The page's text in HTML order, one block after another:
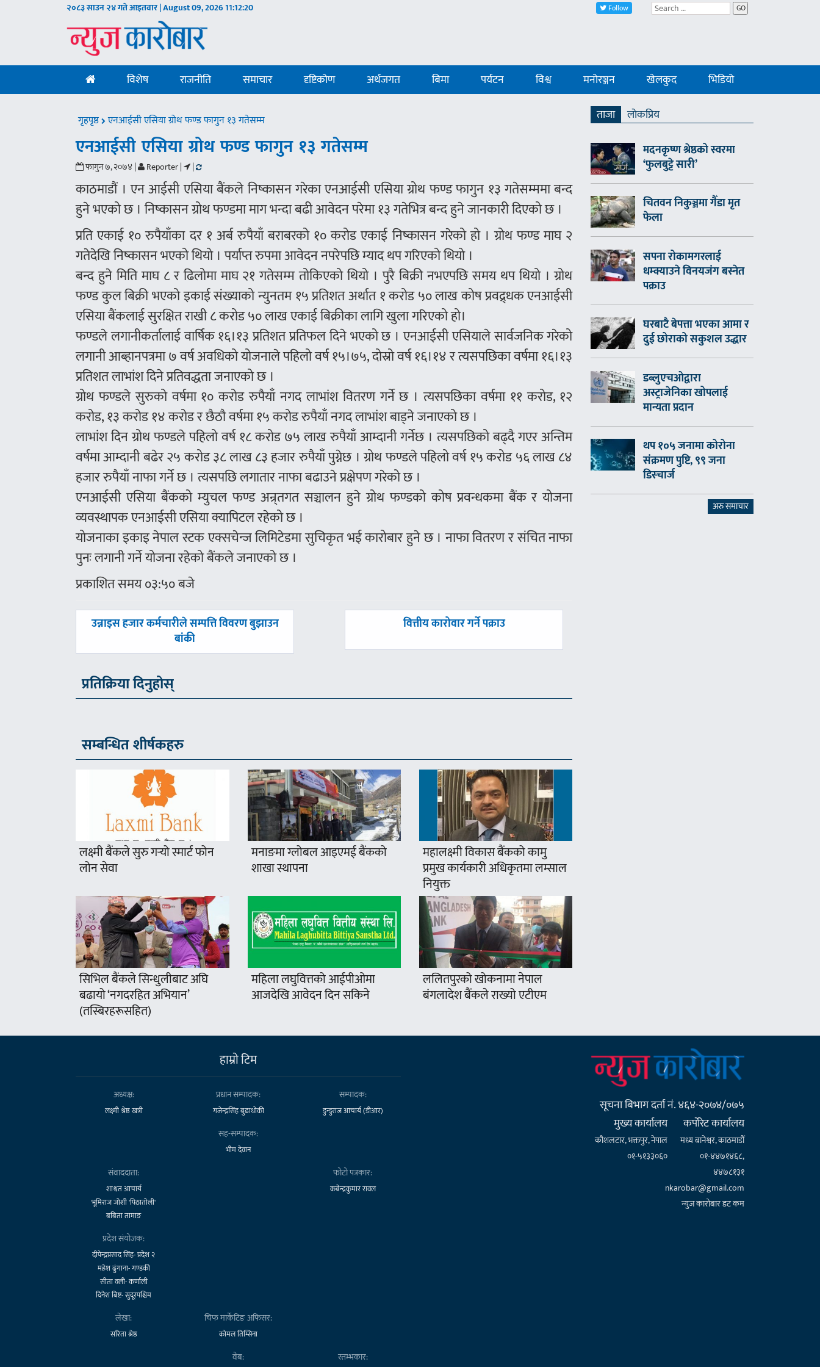
२०८३ साउन २४ गते आइतवार | August 09, 202611:12:20 Follow GO
विशेष राजनीति समाचार दृष्टिकोण अर्थजगत बिमा पर्यटन विश्व मनोरञ्जन खेलकुद भिडियो
गृहपृष्ठ एनआईसी एसिया ग्रोथ फण्ड फागुन १३ गतेसम्म
एनआईसी एसिया ग्रोथ फण्ड फागुन १३ गतेसम्म
फागुन ७, २०७४ | Reporter | |
काठमाडौं । एन आईसी एसिया बैंकले निष्कासन गरेका एनआईसी एसिया ग्रोथ फण्ड फागुन १३ गतेसम्ममा बन्द
हुने भएको छ । निष्कासन ग्रोथ फण्डमा माग भन्दा बढी आवेदन परेमा १३ गतेभित्र बन्द हुने जानकारी दिएको छ ।
प्रति एकाई १० रुपैयाँका दर १ अर्ब रुपैयाँ बराबरको १० करोड एकाई निष्कासन गरेको हो । ग्रोथ फण्ड माघ २
गतेदेखि निष्कासन भएको थियो । पर्याप्त रुपमा आवेदन नपरेपछि म्याद थप गरिएको थियो ।
बन्द हुने मिति माघ ८ र ढिलोमा माघ २१ गतेसम्म तोकिएको थियो । पुरै बिक्री नभएपछि समय थप थियो । ग्रोथ
फण्ड कुल बिक्री भएको इकाई संख्याको न्युनतम १५ प्रतिशत अर्थात १ करोड ५० लाख कोष प्रवद्र्धक एनआईसी
एसिया बैंकलाई सुरक्षित राखी ८ करोड ५० लाख एकाई बिक्रीका लागि खुला गरिएको हो।
फण्डले लगानीकर्तालाई वार्षिक १६।१३ प्रतिशत प्रतिफल दिने भएको छ । एनआईसी एसियाले सार्वजनिक गरेको
लगानी आब्हानपत्रमा ७ वर्ष अवधिको योजनाले पहिलो वर्ष १५।७५, दोस्रो वर्ष १६।१४ र त्यसपछिका वर्षमा १६।१३
प्रतिशत लाभांश दिने प्रतिवद्धता जनाएको छ ।
ग्रोथ फण्डले सुरुको वर्षमा १० करोड रुपैयाँ नगद लाभांश वितरण गर्ने छ । त्यसपछिका वर्षमा ११ करोड, १२
करोड, १३ करोड १४ करोड र छैठौ वर्षमा १५ करोड रुपैयाँ नगद लाभांश बाड्ने जनाएको छ ।
लाभांश दिन ग्रोथ फण्डले पहिलो वर्ष १८ करोड ७५ लाख रुपैयाँ आम्दानी गर्नेछ । त्यसपछिको बढ्दै गएर अन्तिम
वर्षमा आम्दानी बढेर २५ करोड ३८ लाख ८३ हजार रुपैयाँ पुग्नेछ । ग्रोथ फण्डले पहिलो वर्ष १५ करोड ५६ लाख ८४
हजार रुपैयाँ नाफा गर्ने छ । त्यसपछि लगातार नाफा बढाउने प्रक्षेपण गरेको छ ।
एनआईसी एसिया बैंकको म्युचल फण्ड अन्र्तगत सञ्चालन हुने ग्रोथ फण्डको कोष प्रवन्धकमा बैंक र योजना
व्यवस्थापक एनआईसी एसिया क्यापिटल रहेको छ ।
योजनाका इकाइ नेपाल स्टक एक्सचेन्ज लिमिटेडमा सुचिकृत भई कारोबार हुने छ । नाफा वितरण र संचित नाफा
पुनः लगानी गर्ने योजना रहेको बैंकले जनाएको छ ।
प्रकाशित समय ०३:५० बजे
पछिल्लाे
उन्नाइस हजार कर्मचारीले सम्पत्ति विवरण बुझाउन
बांकी
अघिल्लाे
वित्तीय कारोवार गर्ने पक्राउ
प्रतिक्रिया दिनुहोस्
सम्बन्धित शीर्षकहरु
लक्ष्मी बैंकले सुरु गर्‍यो स्मार्ट फोन
लोन सेवा
मनाङमा ग्लोबल आइएमई बैंकको
शाखा स्थापना
महालक्ष्मी विकास बैंकको कामु
प्रमुख कार्यकारी अधिकृतमा लम्साल
नियुक्त
सिभिल बैंकले सिन्धुलीबाट अघि
बढायो ‘नगदरहित अभियान’
(तस्बिरहरूसहित)
महिला लघुवित्तको आईपीओमा
आजदेखि आवेदन दिन सकिने
ललितपुरको खोकनामा नेपाल
बंगलादेश बैंकले राख्यो एटीएम
ताजा
लाेकप्रिय
मदनकृष्ण श्रेष्ठको स्वरमा
‘फुलबुट्टे सारी’
चितवन निकुञ्जमा गैँडा मृत
फेला
सपना रोकामगरलाई
धम्क्याउने विनयजंग बस्नेत
पक्राउ
घरबाटै बेपत्ता भएका आमा र
दुई छोराको सकुशल उद्धार
डब्लुएचओद्वारा
अस्ट्राजेनिका खोपलाई
मान्यता प्रदान
थप १०५ जनामा कोरोना
संक्रमण पुष्टि, ९९ जना
डिस्चार्ज
अरु समाचार
हाम्राे टिम
अध्यक्ष:
लक्ष्मी श्रेष्ठ खत्री
प्रधान सम्पादक:
गजेन्द्रसिंह बुढाथोकी
सम्पादक:
डुन्डुराज आचार्य (डीआर)
सह-सम्पादक:
भीम देवान
संवाददाता:
शाश्वत आचार्य
भूमिराज जोशी 'पिठातोली'
बबिता तामाङ
फोटो पत्रकार:
कबेन्द्रकुमार रावल
प्रदेश संयोजक:
दीपेन्द्रप्रसाद सिंह- प्रदेश २
महेश ढुंगाना- गण्डकी
सीता वली- कर्णाली
दिनेश बिष्ट- सुदूरपश्चिम
लेखा:
सरिता श्रेष्ठ
चिफ मार्केटिङ अफिसर:
कोमल तिम्सिना
वेब: स्तम्भकार:
सूचना बिभाग दर्ता नं. ४६४-२०७४/०७५
मुख्य कार्यालय
कौशलटार, भक्तपुर, नेपाल
०१-५१३३०६०
कर्पाेरेट कार्यालय
मध्य बानेश्वर, काठमाडौँ
०१-४४७१४६८,
४४७८१३१
nkarobar@gmail.com
न्युज कारोबार डट कम